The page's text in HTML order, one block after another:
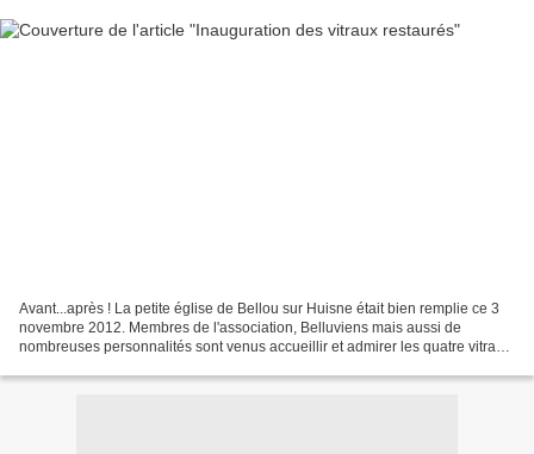
Avant...après ! La petite église de Bellou sur Huisne était bien remplie ce 3
novembre 2012. Membres de l'association, Belluviens mais aussi de
nombreuses personnalités sont venus accueillir et admirer les quatre vitraux